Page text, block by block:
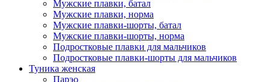
Мужские плавки, батал
Мужские плавки, норма
Мужские плавки-шорты, батал
Мужские плавки-шорты, норма
Подростковые плавки для мальчиков
Подростковые плавки-шорты для мальчиков
Туникa женская
Парэо